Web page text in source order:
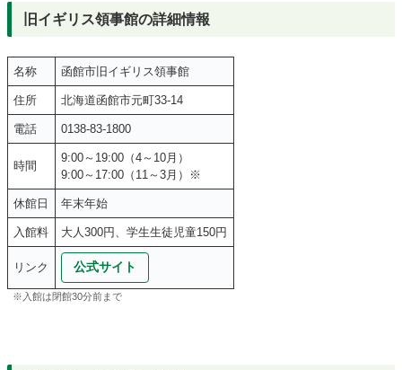
旧イギリス領事館の詳細情報
名称 函館市旧イギリス領事館
住所 北海道函館市元町33-14
電話 0138-83-1800
時間
9:00～19:00（4～10月）
9:00～17:00（11～3月）※
休館日 年末年始
入館料 大人300円、学生生徒児童150円
リンク 公式サイト
※入館は閉館30分前まで